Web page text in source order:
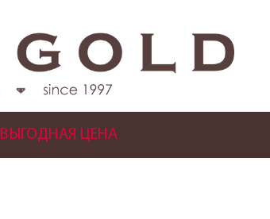
ВЫГОДНАЯ ЦЕНА